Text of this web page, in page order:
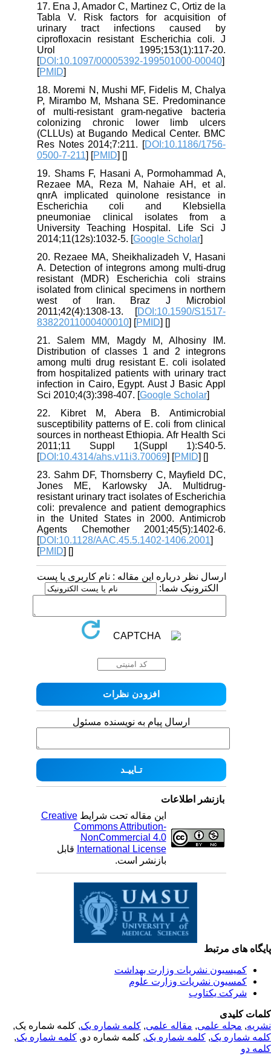
17. Ena J, Amador C, Martinez C, Ortiz de la
Tabla V. Risk factors for acquisition of
urinary tract infections caused by
ciprofloxacin resistant Escherichia coli. J
Urol 1995;153(1):117-20.
[DOI:10.1097/00005392-199501000-00040
[PMID
18. Moremi N, Mushi MF, Fidelis M, Chalya
P, Mirambo M, Mshana SE. Predominance
of multi-resistant gram-negative bacteria
colonizing chronic lower limb ulcers
(CLLUs) at Bugando Medical Center. BMC
Res Notes 2014;7:211. [DOI:10.1186/1756-
0500-7-211] [PMID] [
19. Shams F, Hasani A, Pormohammad A,
Rezaee MA, Reza M, Nahaie AH, et al.
qnrA implicated quinolone resistance in
Escherichia coli and Klebsiella
pneumoniae clinical isolates from a
University Teaching Hospital. Life Sci J
2014;11(12s):1032-5. [Google Scholar
20. Rezaee MA, Sheikhalizadeh V, Hasani
A. Detection of integrons among multi-drug
resistant (MDR) Escherichia coli strains
isolated from clinical specimens in northern
west of Iran. Braz J Microbiol
2011;42(4):1308-13. [DOI:10.1590/S1517-
83822011000400010] [PMID] [
21. Salem MM, Magdy M, Alhosiny IM.
Distribution of classes 1 and 2 integrons
among multi drug resistant E. coli isolated
from hospitalized patients with urinary tract
infection in Cairo, Egypt. Aust J Basic Appl
Sci 2010;4(3):398-407. [Google Scholar
22. Kibret M, Abera B. Antimicrobial
susceptibility patterns of E. coli from clinical
sources in northeast Ethiopia. Afr Health Sci
2011;11 Suppl 1(Suppl 1):S40-5.
[DOI:10.4314/ahs.v11i3.70069] [PMID] [
23. Sahm DF, Thornsberry C, Mayfield DC,
Jones ME, Karlowsky JA. Multidrug-
resistant urinary tract isolates of Escherichia
coli: prevalence and patient demographics
in the United States in 2000. Antimicrob
Agents Chemother 2001;45(5):1402-6.
[DOI:10.1128/AAC.45.5.1402-1406.2001
[PMID] [
ارسال نظر درباره این مقاله : نام کاربری یا پست
الکترونیک شما:
ارسال پیام به نویسنده مسئول
بازنشر اطلاعات
این مقاله تحت شرایطCreative
Commons Attribution-
NonCommercial 4.0
International Licenseقابل
بازنشر است.
های مرتبط
کمیسیون نشریات وزارت بهداشت
کمسیون نشریات وزارت علوم
شرکت یکتاوب
کلیدی
,مجله علمی, مقاله علمی, کلمه شماره یک, کلمه شماره یک,
شماره یک,کلمه شماره یک, کلمه شماره دو,کلمه شماره یک,
دو